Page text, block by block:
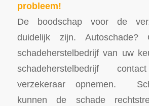
probleem!
De boodschap voor de
duidelijk zijn.
schadeherstelbedrijf van uw
schadeherstelbedrijf
verzekeraar opnemen.
kunnen de schade